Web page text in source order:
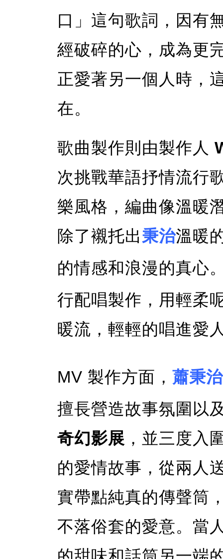
口」這句歌詞，因有
經破碎的心，成為更
正愛著另一個人時，
在。
歌曲製作則由製作人
次挑戰華語抒情流行
樂風格，編曲像溫暖
除了襯托出秉治溫暖
的情感和浪漫的真心
行配唱製作，用輕柔
暖流，輕輕的唱進愛
MV 製作方面， 蕭秉治
擅長營造故事氛圍以
奇幻影展 ，並三度入
的愛情故事，從兩人
實帶點純真的傳聲筒
不落俗套的愛意。當